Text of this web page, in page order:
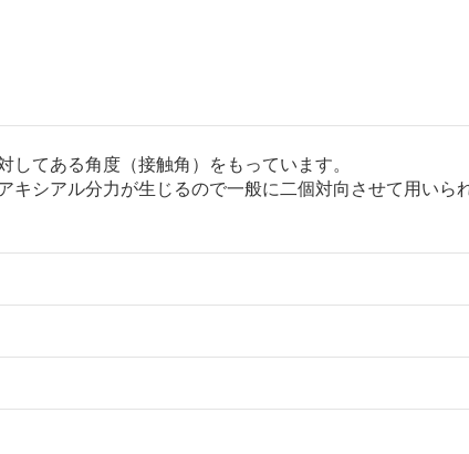
てある角度（接触角）をもっています。
シアル分力が生じるので一般に二個対向させて用いら